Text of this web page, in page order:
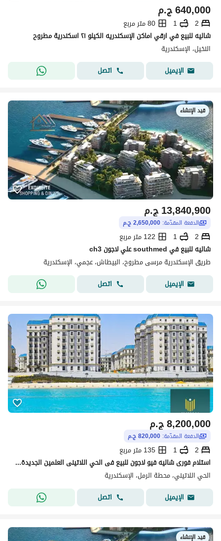
ج.م640,000
2
1
80 متر مربع
شاليه للبيع في ارقي اماكن الإسكندريه الكيلو ٢١ اسكندرية مطروح
النخيل، الإسكندرية
الإيميل
اتصل
قيد الإنشاء
ج.م13,840,900
الدفعة المقدّمة: 2,650,000 ج.م
2
1
122 متر مربع
شاليه للبيع في southmed علي لاجون ch3
طريق الإسكندرية مرسى مطروح، البيطاش، عجمي، الإسكندرية
الإيميل
اتصل
ج.م8,200,000
الدفعة المقدّمة: 820,000 ج.م
2
1
135 متر مربع
استلام فورى شاليه فيو لاجون للبيع فى الحي اللاتينى العلمين الجديدة قسط على 3 سنين , العلمين الجديدة الحي اللاتينى Latin district new alamein
الحي اللاتيني، محطة الرمل، الإسكندرية
الإيميل
اتصل
قيد الإنشاء